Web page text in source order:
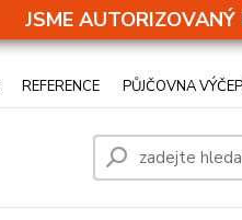
JSME
REFERENCE PŮJČOVNA